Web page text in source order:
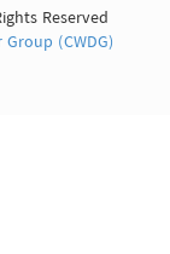
Reserved
(CWDG)